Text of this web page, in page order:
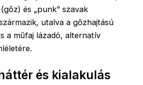
és „punk” szavak
utalva a gőzhajtású
a műfaj lázadó, alternatív
és kialakulás